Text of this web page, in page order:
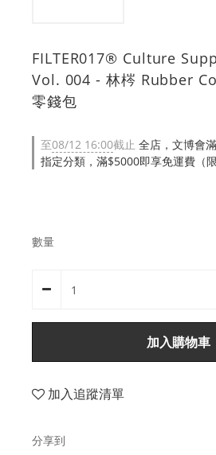
FILTER017® Culture
Vol. 004 - 林梣 Rubber
零錢包
至08/12 16:00截止 全店，文博會
指定分類，滿$5000即享免運費（
數量
加入購物車
加入追蹤清單
分享到